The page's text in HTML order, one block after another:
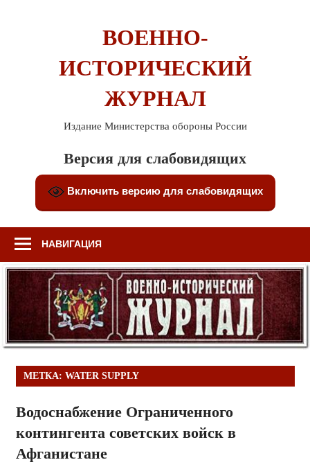
ВОЕННО-
ИСТОРИЧЕСКИЙ
ЖУРНАЛ
Издание Министерства обороны России
Версия для слабовидящих
Включить версию для слабовидящих
НАВИГАЦИЯ
МЕТКА: WATER SUPPLY
Водоснабжение Ограниченного
контингента советских войск в
Афганистане